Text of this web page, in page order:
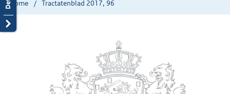
Home Tractatenblad 2017, 96